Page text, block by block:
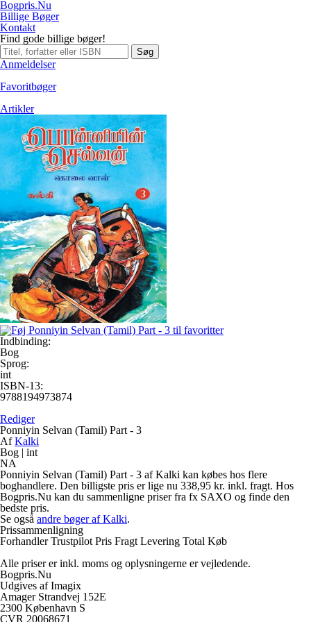
Bogpris.Nu
Billige Bøger
Kontakt
Find gode billige bøger!
Søg
Anmeldelser
Favoritbøger
Artikler
Indbinding:
Bog
Sprog:
int
ISBN-13:
9788194973874
Rediger
Ponniyin Selvan (Tamil) Part - 3
AfKalki
Bog | int
NA
Ponniyin Selvan (Tamil) Part - 3 af Kalki kan købes hos flere
boghandlere. Den billigste pris er lige nu 338,95 kr. inkl. fragt. Hos
Bogpris.Nu kan du sammenligne priser fra fx SAXO og finde den
bedste pris.
Se også andre bøger af Kalki.
Prissammenligning
Forhandler Trustpilot Pris Fragt Levering Total Køb
Alle priser er inkl. moms og oplysningerne er vejledende.
Bogpris.Nu
Udgives af Imagix
Amager Strandvej 152E
2300 København S
CVR 20068671